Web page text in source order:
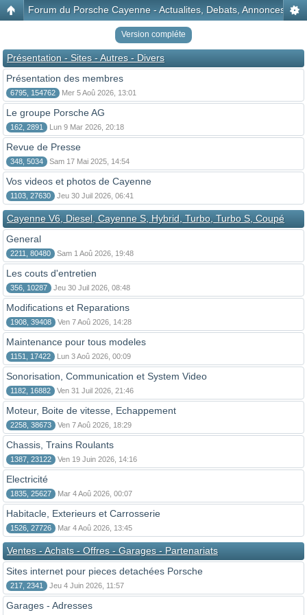
Forum du Porsche Cayenne - Actualites, Debats, Annonces,
Version compléte
Présentation - Sites - Autres - Divers
Présentation des membres
6795, 154762 Mer 5 Aoû 2026, 13:01
Le groupe Porsche AG
162, 2891 Lun 9 Mar 2026, 20:18
Revue de Presse
348, 5034 Sam 17 Mai 2025, 14:54
Vos videos et photos de Cayenne
1103, 27630 Jeu 30 Juil 2026, 06:41
Cayenne V6, Diesel, Cayenne S, Hybrid, Turbo, Turbo S, Coupé
General
2211, 80480 Sam 1 Aoû 2026, 19:48
Les couts d'entretien
356, 10287 Jeu 30 Juil 2026, 08:48
Modifications et Reparations
1908, 39408 Ven 7 Aoû 2026, 14:28
Maintenance pour tous modeles
1151, 17422 Lun 3 Aoû 2026, 00:09
Sonorisation, Communication et System Video
1182, 16882 Ven 31 Juil 2026, 21:46
Moteur, Boite de vitesse, Echappement
2258, 38673 Ven 7 Aoû 2026, 18:29
Chassis, Trains Roulants
1387, 23122 Ven 19 Juin 2026, 14:16
Electricité
1835, 25627 Mar 4 Aoû 2026, 00:07
Habitacle, Exterieurs et Carrosserie
1526, 27726 Mar 4 Aoû 2026, 13:45
Ventes - Achats - Offres - Garages - Partenariats
Sites internet pour pieces detachées Porsche
217, 2341 Jeu 4 Juin 2026, 11:57
Garages - Adresses